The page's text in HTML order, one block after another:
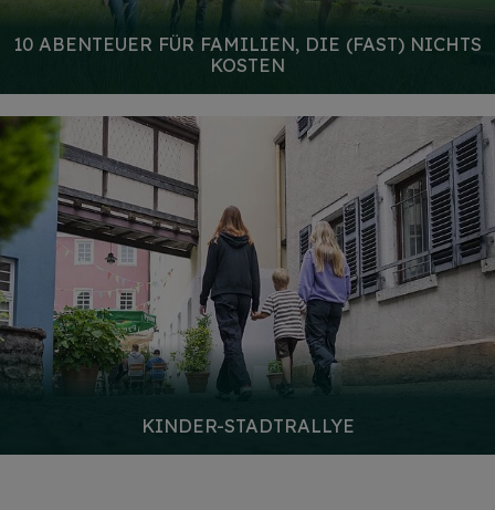
10 ABENTEUER FÜR FAMILIEN, DIE (FAST) NICHTS
KOSTEN
KINDER-STADTRALLYE